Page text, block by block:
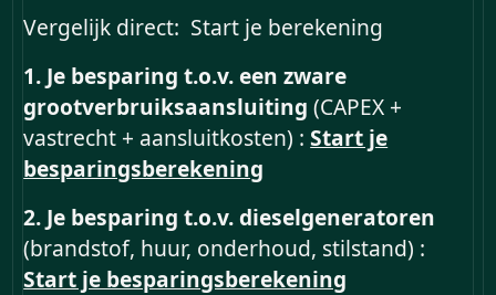
Vergelijk direct: Start je berekening
1. Je besparing t.o.v. een zware
grootverbruiksaansluiting (CAPEX +
vastrecht + aansluitkosten) :Start je
besparingsberekening
2. Je besparing t.o.v. dieselgeneratoren
(brandstof, huur, onderhoud, stilstand) :
Start je besparingsberekening